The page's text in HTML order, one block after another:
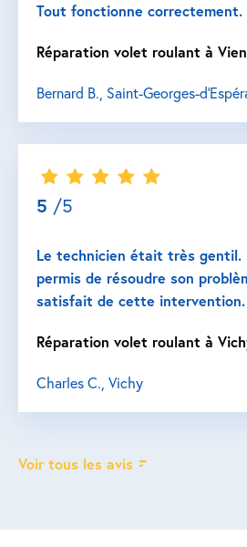
Tout fonctionne correctement.
Réparation volet roulant à
Bernard B., Saint-Georges-
5 /5
Le technicien était très gentil.
permis de résoudre son
satisfait de cette intervention.
Réparation volet roulant à
Charles C., Vichy
Voir tous les avis